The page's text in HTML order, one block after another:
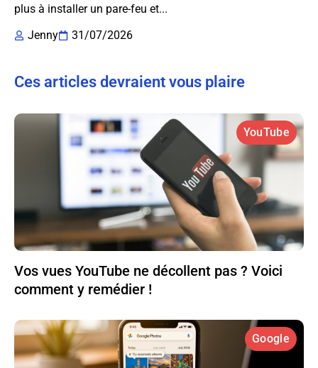
plus à installer un pare-feu et...
Jenny
31/07/2026
Ces articles devraient vous plaire
YouTube
Vos vues YouTube ne décollent pas ? Voici
comment y remédier !
Google